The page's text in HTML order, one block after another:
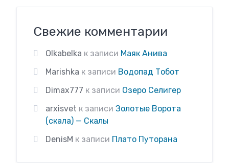
Свежие комментарии
Olkabelka к записи Маяк Анива
Marishka к записи Водопад Тобот
Dimax777 к записи Озеро Селигер
arxisvet к записи Золотые Ворота
(скала) — Скалы
DenisM к записи Плато Путорана